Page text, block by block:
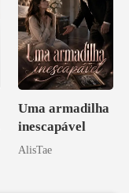
Uma armadilha
inescapável
AlisTae